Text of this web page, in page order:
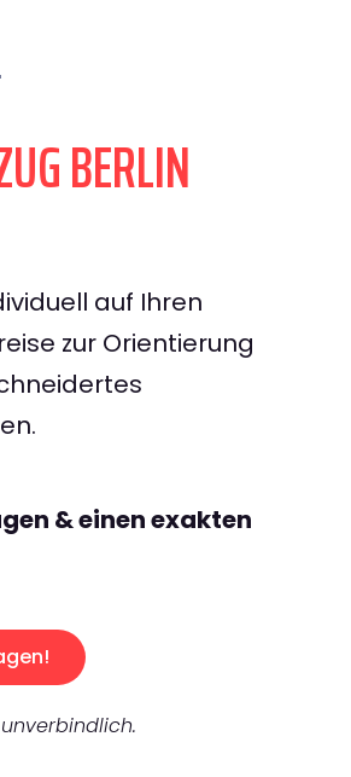
BERLIN
auf Ihren
zur Orientierung
& einen exakten